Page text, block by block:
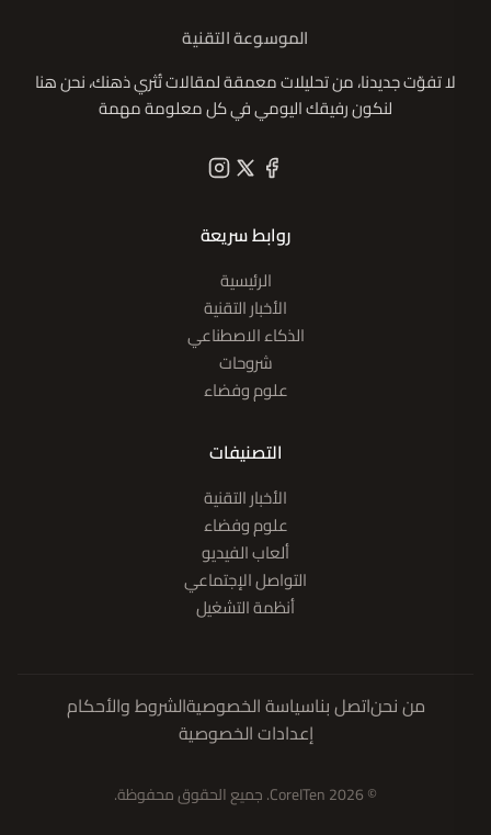
الموسوعة التقنية
لا تفوّت جديدنا، من تحليلات معمقة لمقالات تُثري ذهنك، نحن هنا
لنكون رفيقك اليومي في كل معلومة مهمة
روابط سريعة
الرئيسية
الأخبار التقنية
الذكاء الاصطناعي
شروحات
علوم وفضاء
التصنيفات
الأخبار التقنية
علوم وفضاء
ألعاب الفيديو
التواصل الإجتماعي
أنظمة التشغيل
من نحناتصل بناسياسة الخصوصيةالشروط والأحكام
إعدادات الخصوصية
© 2026 CoreITen. جميع الحقوق محفوظة.